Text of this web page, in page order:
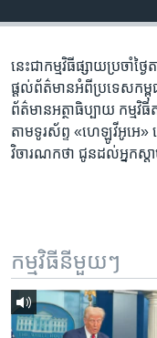
ស្វែង​
ភាសា
នេះ​ជា​កម្ម​វិធី​ផ្សាយ​ប្រចាំ​ថ្
ផ្តល់​ព័ត៌មាន​អំពី​ប្រទេស​ក
ព័ត៌មាន​អត្ថា​ធិប្បាយ​ កម្ម​
តាម​ទូរ​ស័ព្ទ «ហេឡូវីអូអ
វិចារណកថា​ ជូន​ដល់​អ្នក​ស្តា
កម្មវិធី​នីមួយៗ